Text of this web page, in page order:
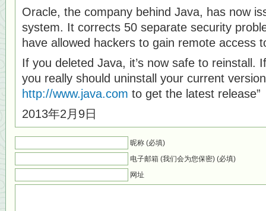
Oracle, the company behind Java, has now
system. It corrects 50 separate security
have allowed hackers to gain remote access
If you deleted Java, it’s now safe to reinstall.
you really should uninstall your current
http://www.java.com to get the latest release”
2013年2月9日
昵称 (必填)
电子邮箱 (我们会为您保密) (必填)
网址